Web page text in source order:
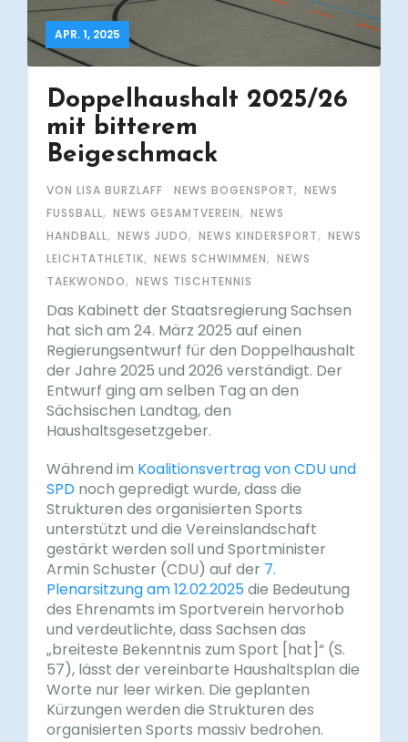
APR. 1, 2025
Doppelhaushalt 2025/26
mit bitterem
Beigeschmack
VON LISA BURZLAFF NEWS BOGENSPORT, NEWS
FUSSBALL , NEWS GESAMTVEREIN, NEWS
HANDBALL, NEWS JUDO, NEWS KINDERSPORT, NEWS
LEICHTATHLETIK, NEWS SCHWIMMEN, NEWS
TAEKWONDO, NEWS TISCHTENNIS
Das Kabinett der Staatsregierung Sachsen
hat sich am 24. März 2025 auf einen
Regierungsentwurf für den Doppelhaushalt
der Jahre 2025 und 2026 verständigt. Der
Entwurf ging am selben Tag an den
Sächsischen Landtag, den
Haushaltsgesetzgeber.
Während im Koalitionsvertrag von CDU und
SPD noch gepredigt wurde, dass die
Strukturen des organisierten Sports
unterstützt und die Vereinslandschaft
gestärkt werden soll und Sportminister
Armin Schuster (CDU) auf der 7.
Plenarsitzung am 12.02.2025die Bedeutung
des Ehrenamts im Sportverein hervorhob
und verdeutlichte, dass Sachsen das
„breiteste Bekenntnis zum Sport [hat]“ (S.
57), lässt der vereinbarte Haushaltsplan die
Worte nur leer wirken. Die geplanten
Kürzungen werden die Strukturen des
organisierten Sports massiv bedrohen.